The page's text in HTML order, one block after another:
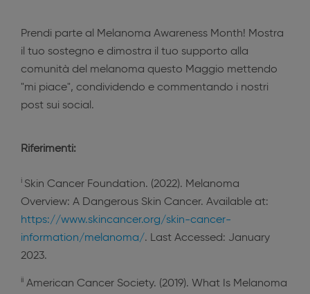
Prendi parte al Melanoma Awareness Month! Mostra
il tuo sostegno e dimostra il tuo supporto alla
comunità del melanoma questo Maggio mettendo
"mi piace", condividendo e commentando i nostri
post sui social.
Riferimenti:
i Skin Cancer Foundation. (2022). Melanoma
Overview: A Dangerous Skin Cancer. Available at:
https://www.skincancer.org/skin-cancer-
information/melanoma/. Last Accessed: January
2023.
ii American Cancer Society. (2019). What Is Melanoma